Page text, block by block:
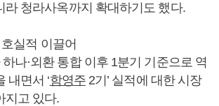
라 청라사옥까지 확대하기도 했다.
실적 이끌어
나·외환 통합 이후 1분기 기준으로 역
내면서 ‘함영주2기’ 실적에 대한 시장
지고 있다.